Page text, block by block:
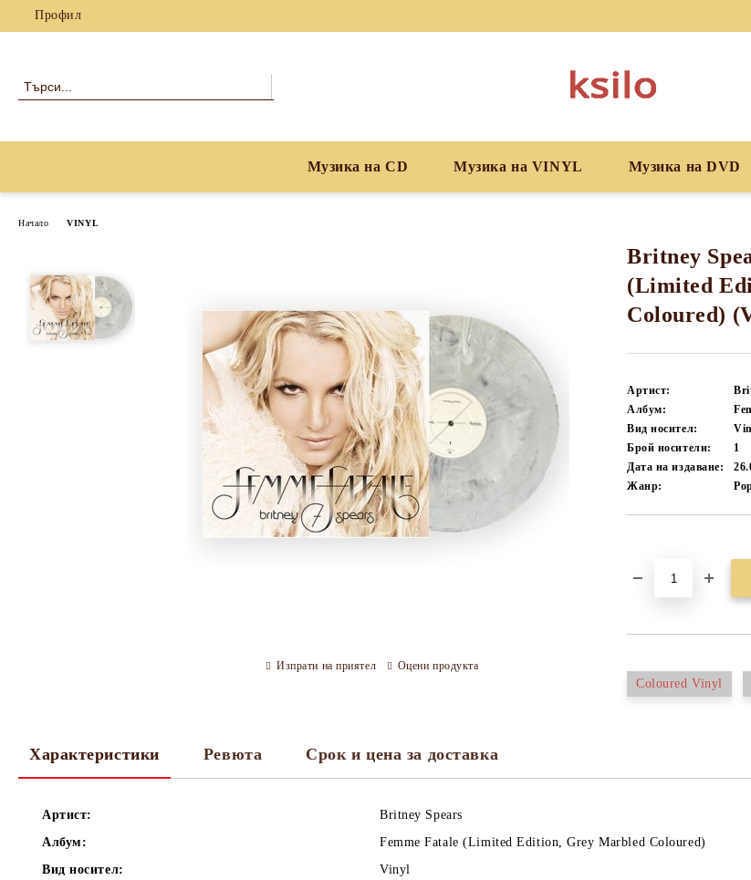
Профил
Музика на CD Музика на VINYL Музика на DVD
Начало VINYL
Britney
(Limited
Coloured)
Артист:
Албум:
Вид носител:
Брой носители:
1
Дата на издаване:
Жанр:
Coloured Vinyl
Изпрати на приятел Оцени продукта
Характеристики Ревюта Срок и цена за доставка
Артист:
Britney Spears
Албум:
Femme Fatale (Limited Edition, Grey Marbled Coloured)
Вид носител:
Vinyl